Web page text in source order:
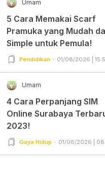
Umam
5 Cara Memakai Scarf
Pramuka yang Mudah
Simple untuk Pemula!
Pendidikan 01/08/2026 |
Umam
4 Cara Perpanjang SIM
Online Surabaya
2023!
Gaya Hidup 01/08/2026 |